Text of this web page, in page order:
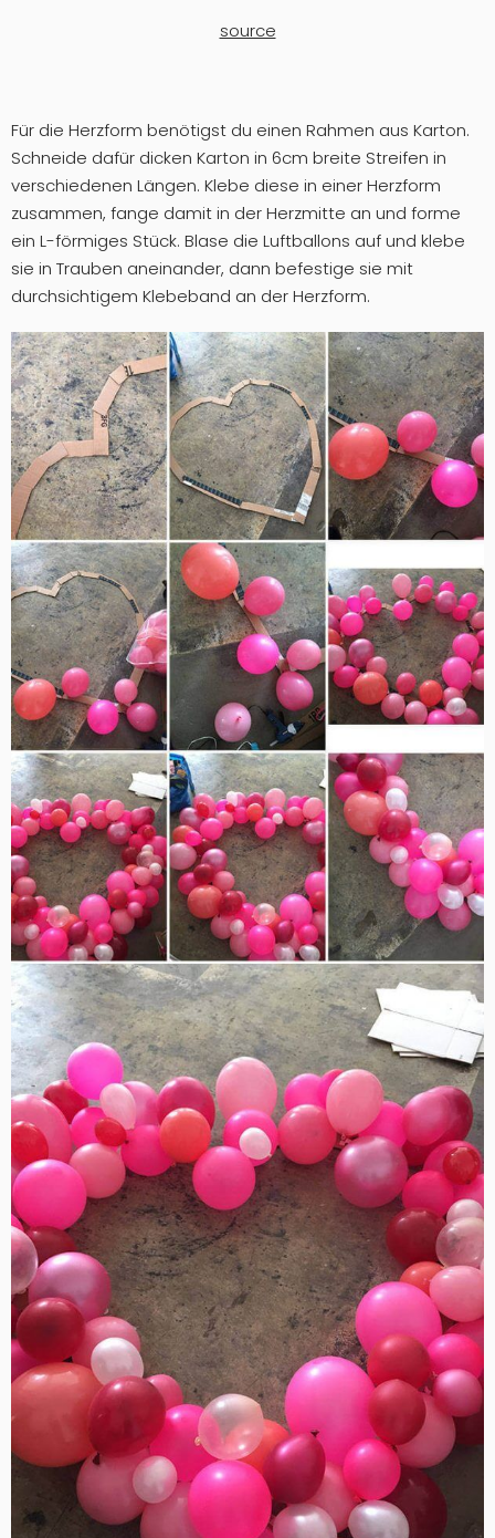
source
Für die Herzform benötigst du einen Rahmen aus Karton.
Schneide dafür dicken Karton in 6cm breite Streifen in
verschiedenen Längen. Klebe diese in einer Herzform
zusammen, fange damit in der Herzmitte an und forme
ein L-förmiges Stück. Blase die Luftballons auf und klebe
sie in Trauben aneinander, dann befestige sie mit
durchsichtigem Klebeband an der Herzform.